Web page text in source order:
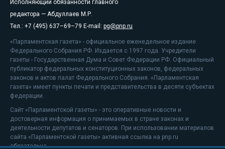
Исполняющий обязанности главного
редактора — Абдуллаев М.Р.
Тел.: +7 (495) 637–69–79 E-mail: pg@pnp.ru
«Парламентская газета» - официальное еженедельное издание
Федерального Собрания РФ. Издается с 1997 года. Учредители
газеты - Государственная Дума и Совет Федерации РФ. Официальный
публикатор федеральных конституционных законов, федеральных
законов и актов палат Федерального Собрания. «Парламентская
газета» имеет пункты печати и представительства в десяти субъектах
федерации.
Сайт «Парламентской газеты» - это оперативные новости и
достоверная информация о принимаемых в стране законах и
деятельности депутатов и сенаторов. При использовании материалов
сайта «Парламентской газеты» активная ссылка на pnp.ru
обязательна.